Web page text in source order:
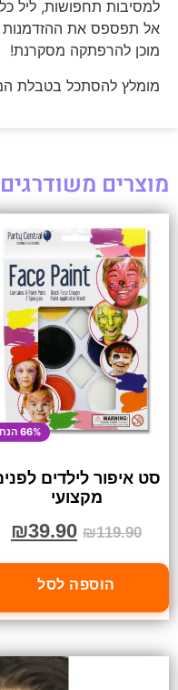
למסיבות תחפושות, ליל
אל תפספס את ההזדמנות
מוכן להרפתקה מסקרנת!
מומלץ להסתכל בטבלת
מוצרים משודרגים
66% הנחה
סט איפור לילדים
מקצועי
₪119.90
₪39.90
הוספה לסל